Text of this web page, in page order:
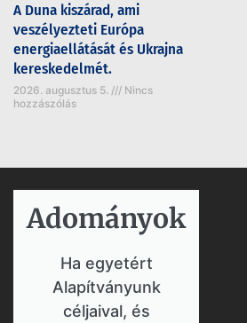
A Duna kiszárad, ami
veszélyezteti Európa
energiaellátását és Ukrajna
kereskedelmét.
2026. augusztus 5.
Nincs
hozzászólás
Adományok​
Ha egyetért
Alapítványunk
céljaival, és